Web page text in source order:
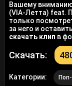
Вашему
(VIA-Летта) feat.
только
за него и
скачать клип в
Скачать:
Категории: